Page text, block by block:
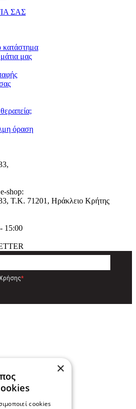
ΣΑΣ
μας
όραση
shop:
, T.K. 71201, Ηράκλειο Κρήτης
15:00
*
×
cookies